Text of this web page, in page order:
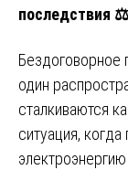
последствия ⚖️
Бездоговорное
один
сталкиваются
ситуация,